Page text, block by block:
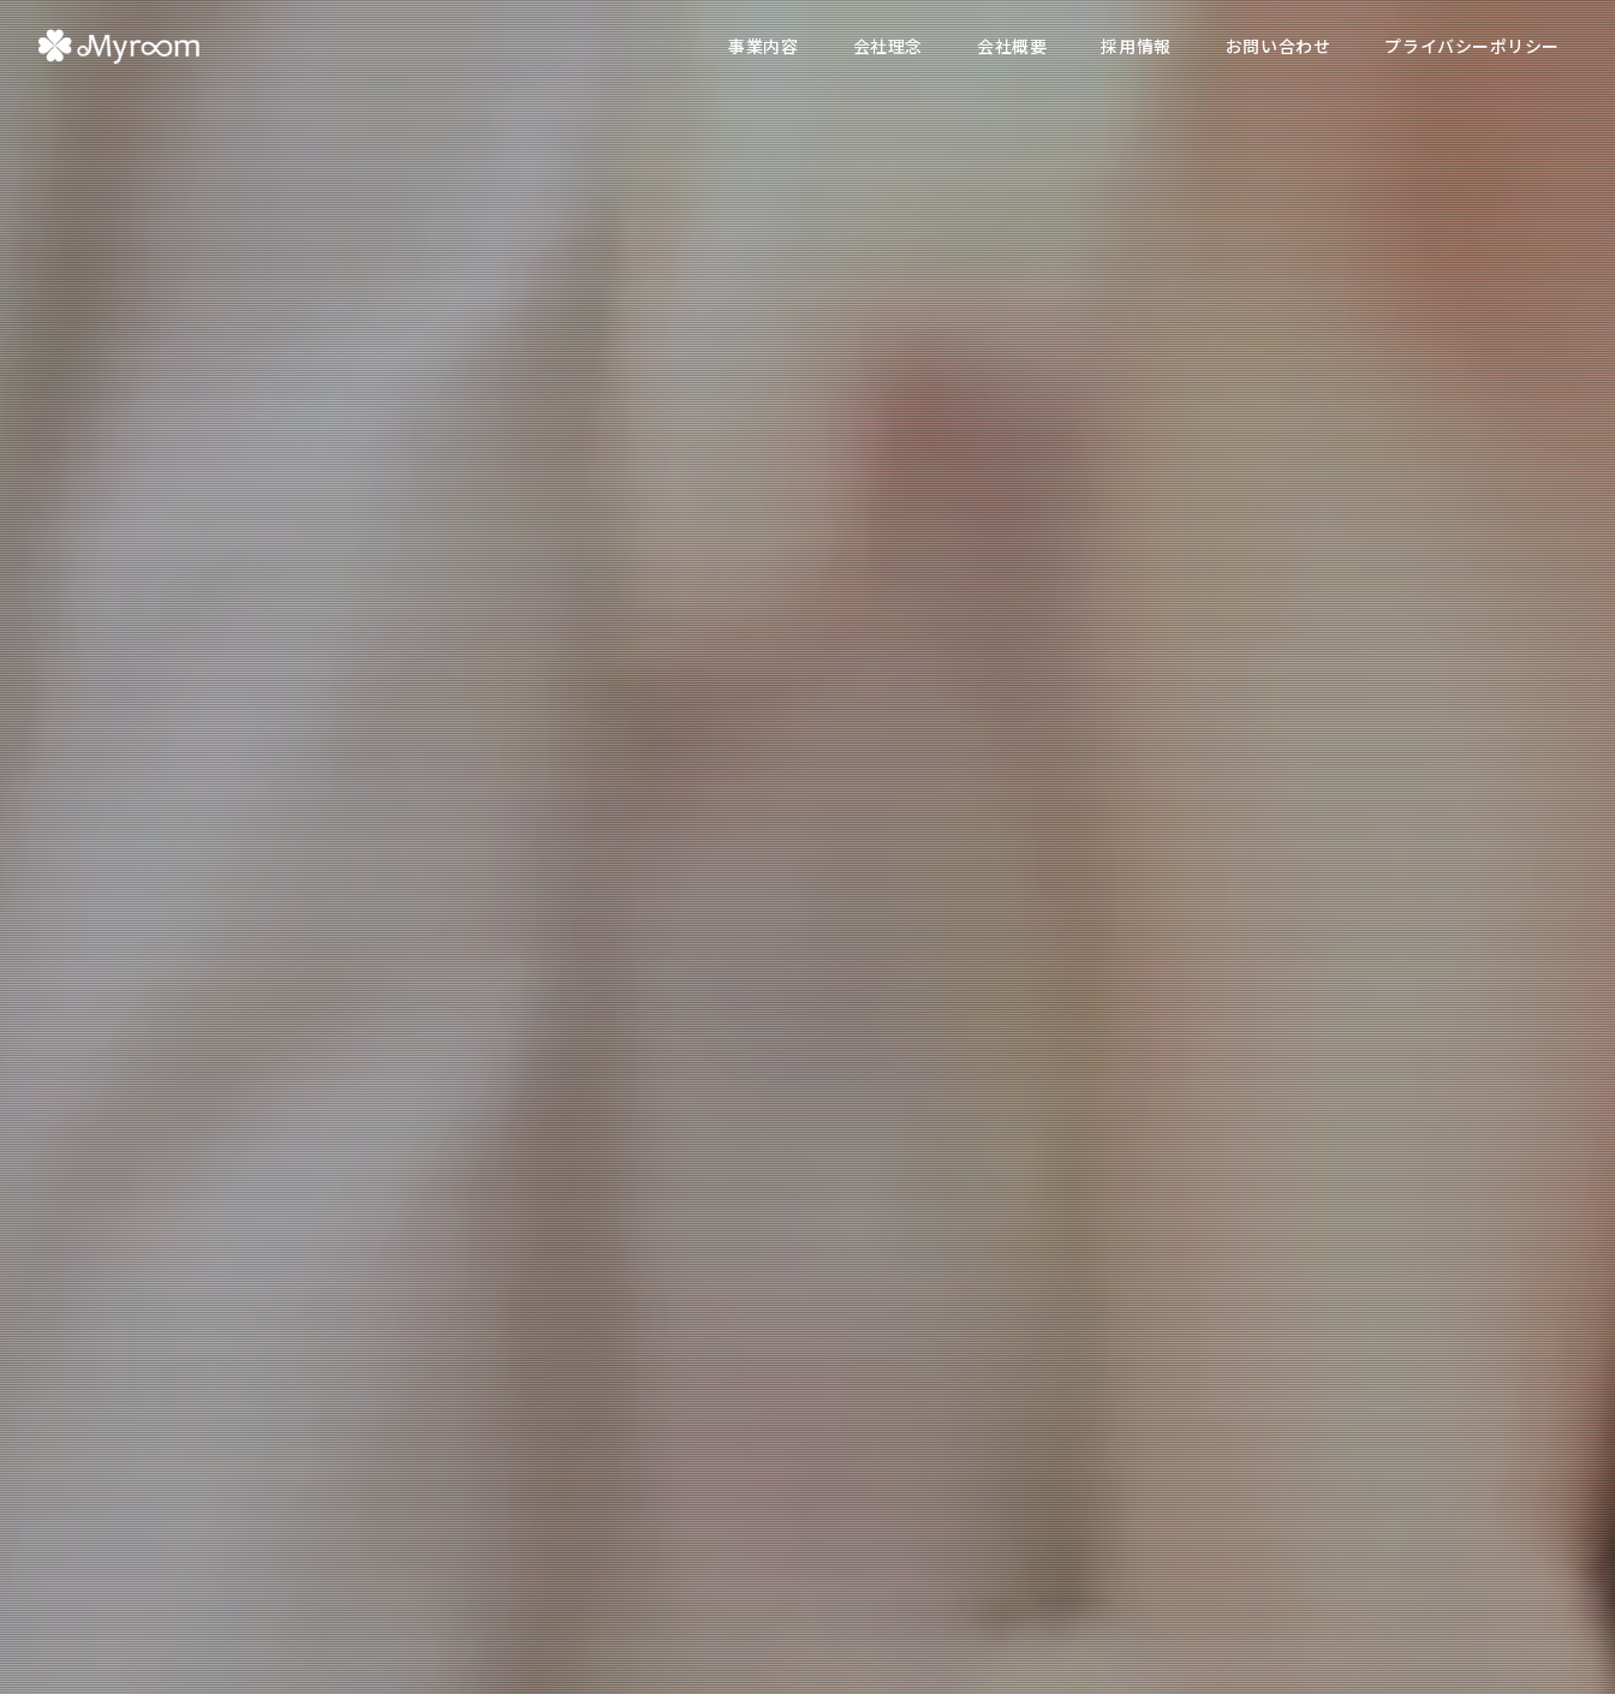
事業内容 会社理念 会社概要 採用情報 お問い合わせ プライバシーポリシー